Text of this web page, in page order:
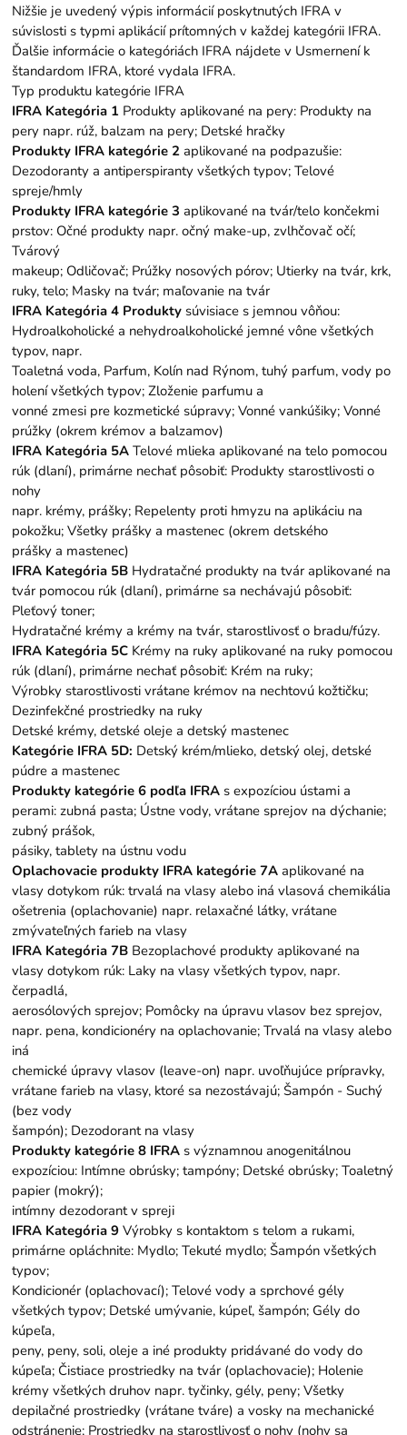
Nižšie je uvedený výpis informácií poskytnutých IFRA v
súvislosti s typmi aplikácií prítomných v každej kategórii IFRA.
Ďalšie informácie o kategóriách IFRA nájdete v Usmernení k
štandardom IFRA, ktoré vydala IFRA.
Typ produktu kategórie IFRA
IFRA Kategória 1 Produkty aplikované na pery: Produkty na
pery napr. rúž, balzam na pery; Detské hračky
Produkty IFRA kategórie 2 aplikované na podpazušie:
Dezodoranty a antiperspiranty všetkých typov; Telové
spreje/hmly
Produkty IFRA kategórie 3 aplikované na tvár/telo končekmi
prstov: Očné produkty napr. očný make-up, zvlhčovač očí;
Tvárový
makeup; Odličovač; Prúžky nosových pórov; Utierky na tvár, krk,
ruky, telo; Masky na tvár; maľovanie na tvár
IFRA Kategória 4 Produkty súvisiace s jemnou vôňou:
Hydroalkoholické a nehydroalkoholické jemné vône všetkých
typov, napr.
Toaletná voda, Parfum, Kolín nad Rýnom, tuhý parfum, vody po
holení všetkých typov; Zloženie parfumu a
vonné zmesi pre kozmetické súpravy; Vonné vankúšiky; Vonné
prúžky (okrem krémov a balzamov)
IFRA Kategória 5A Telové mlieka aplikované na telo pomocou
rúk (dlaní), primárne nechať pôsobiť: Produkty starostlivosti o
nohy
napr. krémy, prášky; Repelenty proti hmyzu na aplikáciu na
pokožku; Všetky prášky a mastenec (okrem detského
prášky a mastenec)
IFRA Kategória 5B Hydratačné produkty na tvár aplikované na
tvár pomocou rúk (dlaní), primárne sa nechávajú pôsobiť:
Pleťový toner;
Hydratačné krémy a krémy na tvár, starostlivosť o bradu/fúzy.
IFRA Kategória 5C Krémy na ruky aplikované na ruky pomocou
rúk (dlaní), primárne nechať pôsobiť: Krém na ruky;
Výrobky starostlivosti vrátane krémov na nechtovú kožtičku;
Dezinfekčné prostriedky na ruky
Detské krémy, detské oleje a detský mastenec
Kategórie IFRA 5D: Detský krém/mlieko, detský olej, detské
púdre a mastenec
Produkty kategórie 6 podľa IFRA s expozíciou ústami a
perami: zubná pasta; Ústne vody, vrátane sprejov na dýchanie;
zubný prášok,
pásiky, tablety na ústnu vodu
Oplachovacie produkty IFRA kategórie 7A aplikované na
vlasy dotykom rúk: trvalá na vlasy alebo iná vlasová chemikália
ošetrenia (oplachovanie) napr. relaxačné látky, vrátane
zmývateľných farieb na vlasy
IFRA Kategória 7B Bezoplachové produkty aplikované na
vlasy dotykom rúk: Laky na vlasy všetkých typov, napr.
čerpadlá,
aerosólových sprejov; Pomôcky na úpravu vlasov bez sprejov,
napr. pena, kondicionéry na oplachovanie; Trvalá na vlasy alebo
iná
chemické úpravy vlasov (leave-on) napr. uvoľňujúce prípravky,
vrátane farieb na vlasy, ktoré sa nezostávajú; Šampón - Suchý
(bez vody
šampón); Dezodorant na vlasy
Produkty kategórie 8 IFRA s významnou anogenitálnou
expozíciou: Intímne obrúsky; tampóny; Detské obrúsky; Toaletný
papier (mokrý);
intímny dezodorant v spreji
IFRA Kategória 9 Výrobky s kontaktom s telom a rukami,
primárne opláchnite: Mydlo; Tekuté mydlo; Šampón všetkých
typov;
Kondicionér (oplachovací); Telové vody a sprchové gély
všetkých typov; Detské umývanie, kúpeľ, šampón; Gély do
kúpeľa,
peny, peny, soli, oleje a iné produkty pridávané do vody do
kúpeľa; Čistiace prostriedky na tvár (oplachovacie); Holenie
krémy všetkých druhov napr. tyčinky, gély, peny; Všetky
depilačné prostriedky (vrátane tváre) a vosky na mechanické
odstránenie; Prostriedky na starostlivosť o nohy (nohy sa